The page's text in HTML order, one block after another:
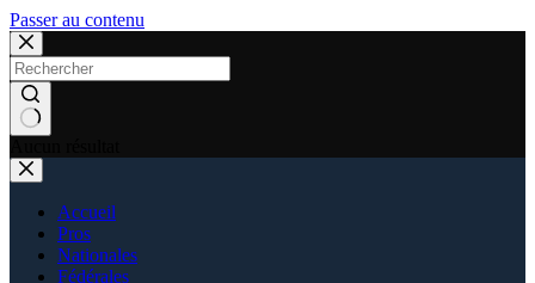
Passer au contenu
Accueil
Pros
Nationales
Fédérales